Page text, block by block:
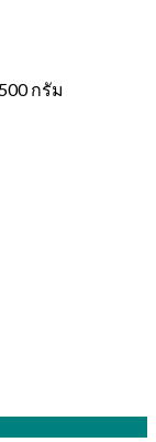
กรัม